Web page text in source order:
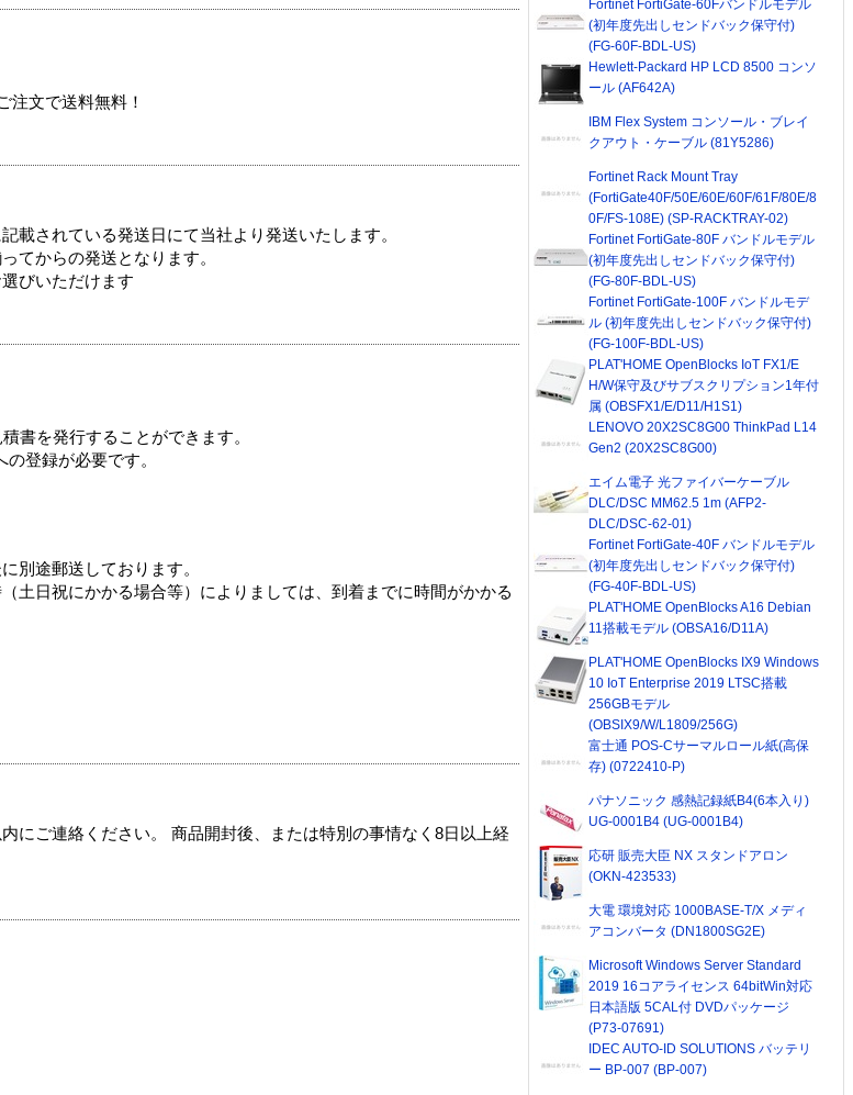
注文で送料無料！
載されている発送日にて当社より発送いたします。
てからの発送となります。
びいただけます
書を発行することができます。
登録が必要です。
別途郵送しております。
土日祝にかかる場合等）によりましては、到着までに時間がかかる
にご連絡ください。 商品開封後、または特別の事情なく8日以上経
Fortinet FortiGate-60Fバンドルモデル
(初年度先出しセンドバック保守付)
(FG-60F-BDL-US)
Hewlett-Packard HP LCD 8500 コンソ
ール (AF642A)
IBM Flex System コンソール・ブレイ
クアウト・ケーブル (81Y5286)
Fortinet Rack Mount Tray
(FortiGate40F/50E/60E/60F/61F/80E/8
0F/FS-108E) (SP-RACKTRAY-02)
Fortinet FortiGate-80F バンドルモデル
(初年度先出しセンドバック保守付)
(FG-80F-BDL-US)
Fortinet FortiGate-100F バンドルモデ
ル (初年度先出しセンドバック保守付)
(FG-100F-BDL-US)
PLAT'HOME OpenBlocks IoT FX1/E
H/W保守及びサブスクリプション1年付
属 (OBSFX1/E/D11/H1S1)
LENOVO 20X2SC8G00 ThinkPad L14
Gen2 (20X2SC8G00)
エイム電子 光ファイバーケーブル
DLC/DSC MM62.5 1m (AFP2-
DLC/DSC-62-01)
Fortinet FortiGate-40F バンドルモデル
(初年度先出しセンドバック保守付)
(FG-40F-BDL-US)
PLAT'HOME OpenBlocks A16 Debian
11搭載モデル (OBSA16/D11A)
PLAT'HOME OpenBlocks IX9 Windows
10 IoT Enterprise 2019 LTSC搭載
256GBモデル
(OBSIX9/W/L1809/256G)
富士通 POS-Cサーマルロール紙(高保
存) (0722410-P)
パナソニック 感熱記録紙B4(6本入り)
UG-0001B4 (UG-0001B4)
応研 販売大臣 NX スタンドアロン
(OKN-423533)
大電 環境対応 1000BASE-T/X メディ
アコンバータ (DN1800SG2E)
Microsoft Windows Server Standard
2019 16コアライセンス 64bitWin対応
日本語版 5CAL付 DVDパッケージ
(P73-07691)
IDEC AUTO-ID SOLUTIONS バッテリ
ー BP-007 (BP-007)